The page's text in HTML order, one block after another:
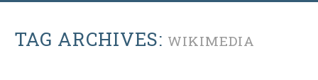
TAG ARCHIVES: WIKIMEDIA